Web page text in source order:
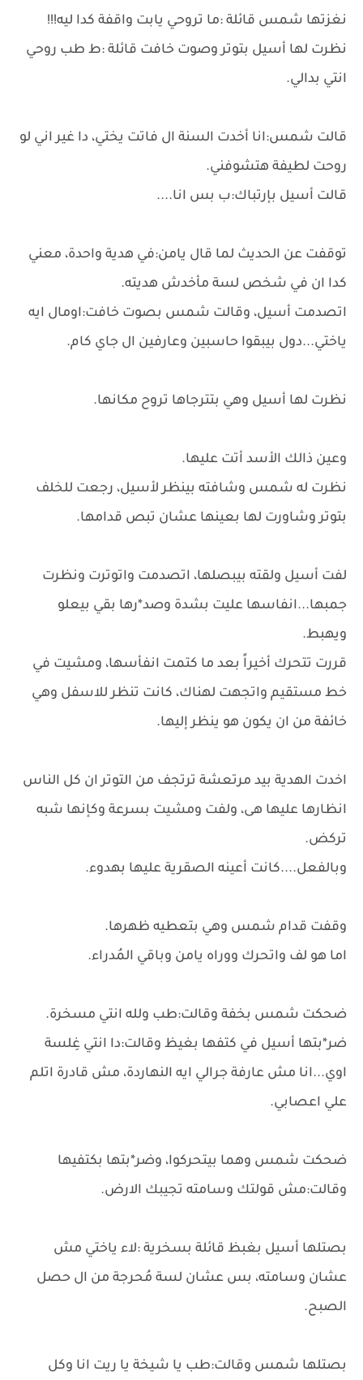
نغزتها شمس قائلة :ما تروحي يابت واقفة كدا ليه!!!
نظرت لها أسيل بتوتر وصوت خافت قائلة :ط طب روحي
انتي بدالي.
قالت شمس:انا أخدت السنة ال فاتت يختي، دا غير اني لو
روحت لطيفة هتشوفني.
قالت أسيل بإرتباك:ب بس انا....
توقفت عن الحديث لما قال يامن:في هدية واحدة، معني
كدا ان في شخص لسة مأخدش هديته.
اتصدمت أسيل، وقالت شمس بصوت خافت:اومال ايه
ياختي...دول بيبقوا حاسبين وعارفين ال جاي كام.
نظرت لها أسيل وهي بتترجاها تروح مكانها.
وعين ذالك الأسد أتت عليها.
نظرت له شمس وشافته بينظر لأسيل، رجعت للخلف
بتوتر وشاورت لها بعينها عشان تبص قدامها.
لفت أسيل ولقته بيبصلها، اتصدمت واتوترت ونظرت
جمبها...انفاسها عليت بشدة وصد*رها بقي بيعلو
ويهبط.
قررت تتحرك أخيراً بعد ما كتمت انفأسها، ومشيت في
خط مستقيم واتجهت لهناك، كانت تنظر للاسفل وهي
خائفة من ان يكون هو ينظر إليها.
اخدت الهدية بيد مرتعشة ترتجف من التوتر ان كل الناس
انظارها عليها هى، ولفت ومشيت بسرعة وكإنها شبه
تركض.
وبالفعل....كانت أعينه الصقرية عليها بهدوء.
وقفت قدام شمس وهي بتعطيه ظهرها.
اما هو لف واتحرك ووراه يامن وباقي المُدراء.
ضحكت شمس بخفة وقالت:طب ولله انتي مسخرة.
ضر*بتها أسيل في كتفها بغيظ وقالت:دا انتي غِلسة
اوي...انا مش عارفة جرالي ايه النهاردة، مش قادرة اتلم
علي اعصابي.
ضحكت شمس وهما بيتحركوا، وضر*بتها بكتفيها
وقالت:مش قولتك وسامته تجيبك الارض.
بصتلها أسيل بغبظ قائلة بسخرية :لاء ياختي مش
عشان وسامته، بس عشان لسة مُحرجة من ال حصل
الصبح.
بصتلها شمس وقالت:طب يا شيخة يا ريت انا وكل